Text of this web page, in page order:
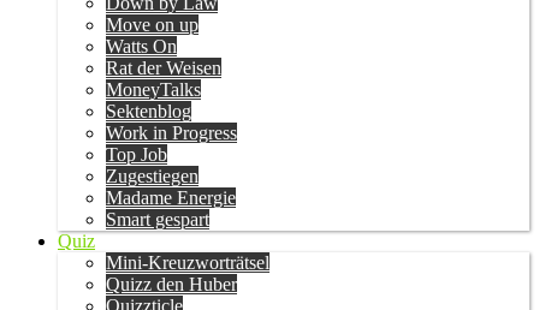
Move on up
Watts On
Rat der Weisen
MoneyTalks
Sektenblog
Work in Progress
Top Job
Zugestiegen
Madame Energie
Smart gespart
Quiz
Mini-Kreuzworträtsel
Quizz den Huber
Quizzticle